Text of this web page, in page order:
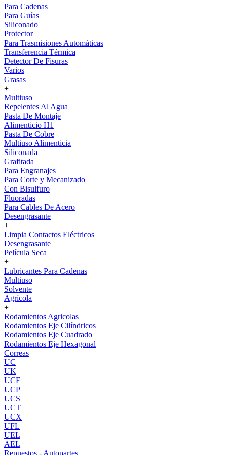
Para Cadenas
Para Guías
Siliconado
Protector
Para Trasmisiones Automáticas
Transferencia Térmica
Detector De Fisuras
Varios
Grasas
+
Multiuso
Repelentes Al Agua
Pasta De Montaje
Alimenticio H1
Pasta De Cobre
Multiuso Alimenticia
Siliconada
Grafitada
Para Engranajes
Para Corte y Mecanizado
Con Bisulfuro
Fluoradas
Para Cables De Acero
Desengrasante
+
Limpia Contactos Eléctricos
Desengrasante
Película Seca
+
Lubricantes Para Cadenas
Multiuso
Solvente
Agrícola
+
Rodamientos Agricolas
Rodamientos Eje Cilíndricos
Rodamientos Eje Cuadrado
Rodamientos Eje Hexagonal
Correas
UC
UK
UCF
UCP
UCS
UCT
UCX
UFL
UEL
AEL
Repuestos - Autopartes